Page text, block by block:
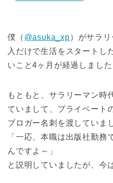
僕（ @asuka_xp）がサラ
入だけで生活をスタートし
いこと4ヶ月が経過しました
もともと、サラリーマン時
ていまして、プライベート
ブロガー名刺を渡していま
「一応、本職は出版社勤務
んですよ～」
と説明していましたが、今